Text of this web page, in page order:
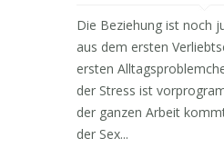
Die Beziehung ist noch
aus dem ersten
ersten
der Stress ist
der ganzen Arbeit
der Sex...